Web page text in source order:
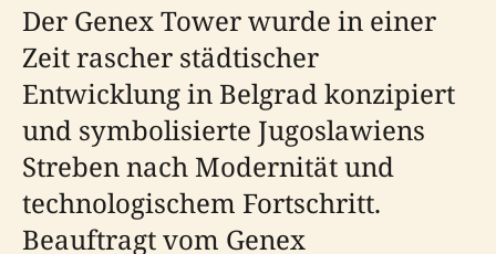
Der Genex Tower wurde in einer
Zeit rascher städtischer
Entwicklung in Belgrad konzipiert
und symbolisierte Jugoslawiens
Streben nach Modernität und
technologischem Fortschritt.
Beauftragt vom Genex